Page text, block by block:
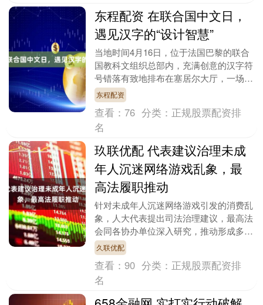
东程配资 在联合国中文日，
遇见汉字的“设计智慧”
当地时间4月16日，位于法国巴黎的联合
国教科文组织总部内，充满创意的汉字符
号错落有致地排布在塞居尔大厅，一场当
代艺术设计展——“汉字的智慧：中国汉
字文化设计传播....
东程配资
查看：76 分类： 正规股票配资排
名
玖联优配 代表建议治理未成
年人沉迷网络游戏乱象，最
高法履职推动
针对未成年人沉迷网络游戏引发的消费乱
象，人大代表提出司法治理建议，最高法
会同各协办单位深入研究，推动形成多部
门治理合力。 2月5日，最高人民法院首
次召开聚焦代表....
久联优配
查看：90 分类： 正规股票配资排
名